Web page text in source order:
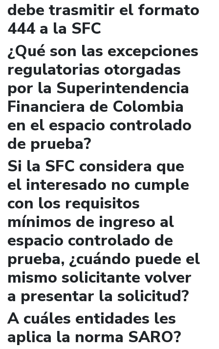
debe trasmitir el formato
444 a la SFC
¿Qué son las excepciones
regulatorias otorgadas
por la Superintendencia
Financiera de Colombia
en el espacio controlado
de prueba?
Si la SFC considera que
el interesado no cumple
con los requisitos
mínimos de ingreso al
espacio controlado de
prueba, ¿cuándo puede el
mismo solicitante volver
a presentar la solicitud?
A cuáles entidades les
aplica la norma SARO?